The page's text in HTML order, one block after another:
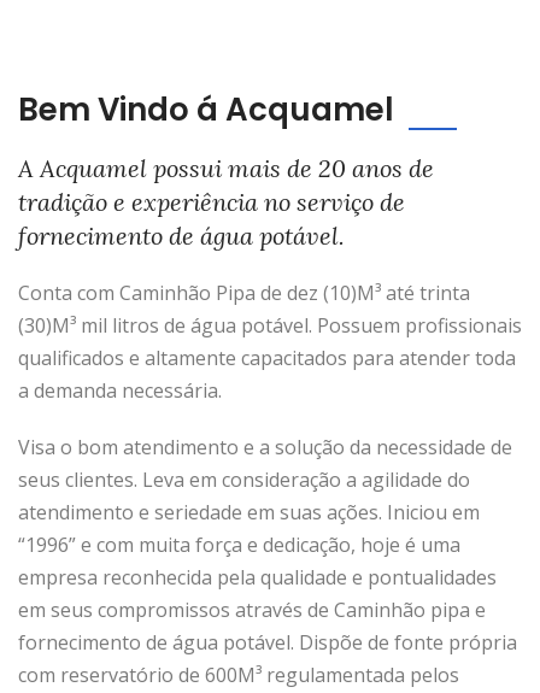
Bem Vindo á Acquamel
A Acquamel possui mais de 20 anos de
tradição e experiência no serviço de
fornecimento de água potável.
Conta com Caminhão Pipa de dez (10)M³ até trinta
(30)M³ mil litros de água potável. Possuem profissionais
qualificados e altamente capacitados para atender toda
a demanda necessária.
Visa o bom atendimento e a solução da necessidade de
seus clientes. Leva em consideração a agilidade do
atendimento e seriedade em suas ações. Iniciou em
“1996” e com muita força e dedicação, hoje é uma
empresa reconhecida pela qualidade e pontualidades
em seus compromissos através de Caminhão pipa e
fornecimento de água potável. Dispõe de fonte própria
com reservatório de 600M³ regulamentada pelos